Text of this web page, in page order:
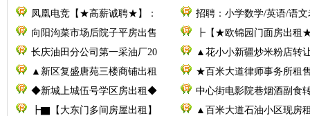
凤凰电竞【★高薪诚聘★】：
招聘：小学数学/英语/语文
向阳沟菜市场后院子平房出售
┣【★欧锦园门面房出租
长庆油田分公司第一采油厂20
▲花小小新疆炒米粉店转
▲新区复盛唐苑三楼商铺出租
★百米大道律师事务所租
◆新城上城伍号学区房出租◆
中心街电影院巷烟酒副食
┣▇【大东门多间房屋出租】
▲百米大道石油小区现房